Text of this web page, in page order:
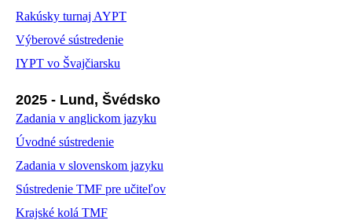
Rakúsky turnaj AYPT
Výberové sústredenie
IYPT vo Švajčiarsku
2025 - Lund, Švédsko
Zadania v anglickom jazyku
Úvodné sústredenie
Zadania v slovenskom jazyku
Sústredenie TMF pre učiteľov
Krajské kolá TMF